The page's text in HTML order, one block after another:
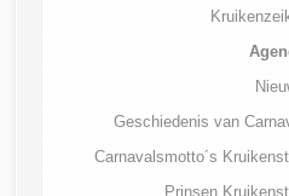
Geschiedenis van
Carnavalsmotto´s
Prinsen